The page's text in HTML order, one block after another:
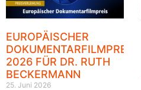
EUROPÄISCHER
DOKUMENTARFILMPREIS
2026 FÜR DR. RUTH
BECKERMANN
25. Juni 2026